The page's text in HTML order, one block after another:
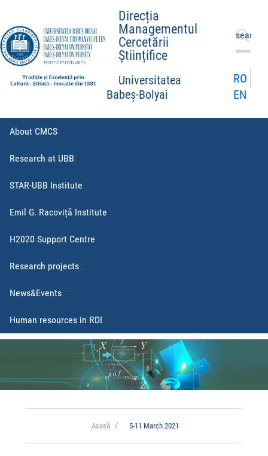
Direcția
Managementul
Cercetării
Științifice
Universitatea
Babeș-Bolyai
Search
for:
RO
EN
About CMCS
Research at UBB
STAR-UBB Institute
Emil G. Racoviță Institute
H2020 Support Centre
Research projects
News&Events
Human resources in RDI
Acasă 5-11 March 2021